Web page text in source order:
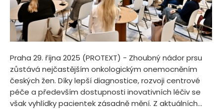
Praha 29. října 2025 (PROTEXT) - Zhoubný nádor prsu
zůstává nejčastějším onkologickým onemocněním
českých žen. Díky lepší diagnostice, rozvoji centrové
péče a především dostupnosti inovativních léčiv se
však vyhlídky pacientek zásadně mění. Z aktuálních...